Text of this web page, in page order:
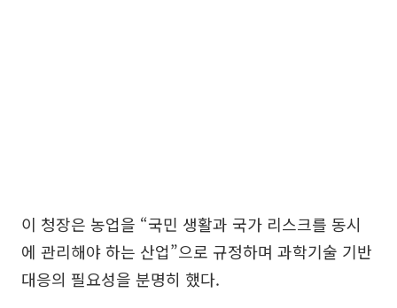
이 청장은 농업을 “국민 생활과 국가 리스크를 동시
에 관리해야 하는 산업”으로 규정하며 과학기술 기반
대응의 필요성을 분명히 했다.